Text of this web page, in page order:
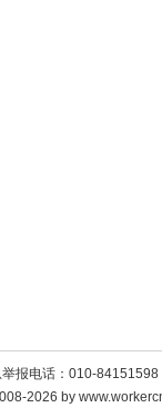
举报电话：010-
2026 by